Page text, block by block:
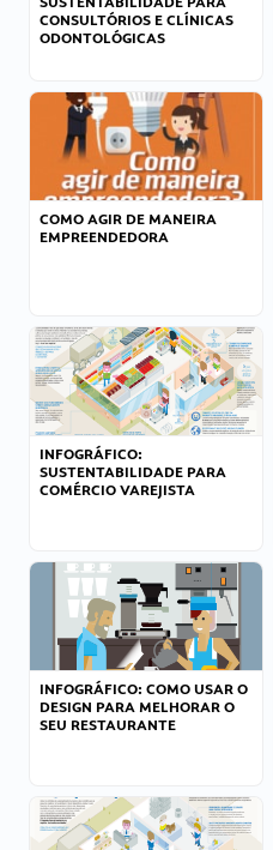
CONSULTÓRIOS E CLÍNICAS
ODONTOLÓGICAS
COMO AGIR DE MANEIRA
EMPREENDEDORA
INFOGRÁFICO:
SUSTENTABILIDADE PARA
COMÉRCIO VAREJISTA
INFOGRÁFICO: COMO USAR O
DESIGN PARA MELHORAR O
SEU RESTAURANTE